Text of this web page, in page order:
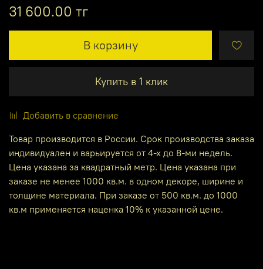
31 600.00 тг
В корзину
Купить в 1 клик
Добавить в сравнение
Товар производится в России. Срок производства заказа
индивидуален и варьируется от 4-х до 8-ми недель.
Цена указана за квадратный метр. Цена указана при
заказе не менее 1000 кв.м. в одном декоре, ширине и
толщине материала. При заказе от 500 кв.м. до 1000
кв.м применяется наценка 10% к указанной цене.